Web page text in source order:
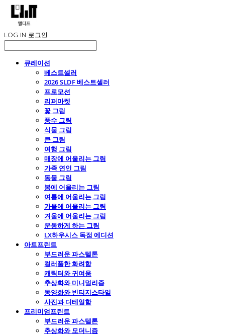
LOG IN 로그인
큐레이션
베스트셀러
2026 SLDF 베스트셀러
프로모션
리퍼마켓
꽃 그림
풍수 그림
식물 그림
큰 그림
여행 그림
매장에 어울리는 그림
가족 연인 그림
동물 그림
봄에 어울리는 그림
여름에 어울리는 그림
가을에 어울리는 그림
겨울에 어울리는 그림
운동하게 하는 그림
LX하우시스 독점 에디션
아트프린트
부드러운 파스텔톤
컬러풀한 화려함
캐릭터와 귀여움
추상화와 미니멀리즘
동양화와 빈티지스타일
사진과 디테일함
프리미엄프린트
부드러운 파스텔톤
추상화와 모더니즘